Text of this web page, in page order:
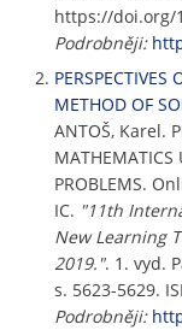
https://doi.org/
Podrobněji:
METHOD OF
ANTOŠ, Karel.
MATHEMATICS
PROBLEMS.
IC. "11th
New Learning
2019.". 1. vyd.
s. 5623-5629.
Podrobněji: